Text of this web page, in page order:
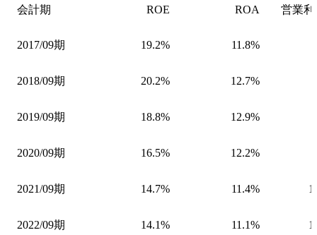
会計期 ROE ROA 営業
2017/09期 19.2% 11.8%
2018/09期 20.2% 12.7%
2019/09期 18.8% 12.9%
2020/09期 16.5% 12.2%
2021/09期 14.7% 11.4%
2022/09期 14.1% 11.1%